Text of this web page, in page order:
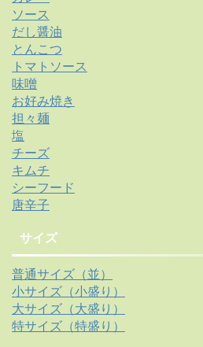
ソース
だし醤油
とんこつ
トマトソース
味噌
お好み焼き
担々麺
塩
チーズ
キムチ
シーフード
唐辛子
サイズ
普通サイズ（並）
小サイズ（小盛り）
大サイズ（大盛り）
特サイズ（特盛り）